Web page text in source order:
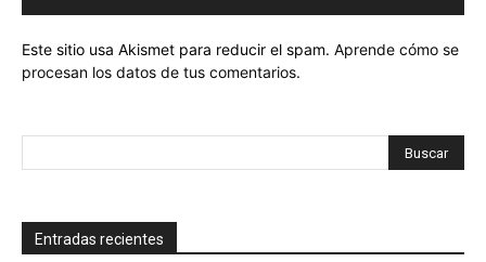
Este sitio usa Akismet para reducir el spam. Aprende cómo se
procesan los datos de tus comentarios.
Entradas recientes